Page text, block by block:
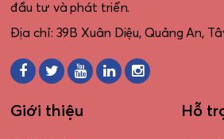
đầu tư và phát triển.
Địa chỉ: 39B Xuân Diệu, Quảng An,
Giới thiệu Hỗ